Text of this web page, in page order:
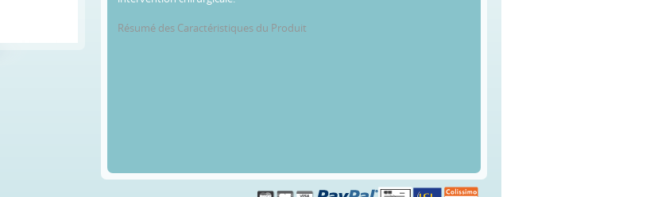
Résumé des Caractéristiques du Produit